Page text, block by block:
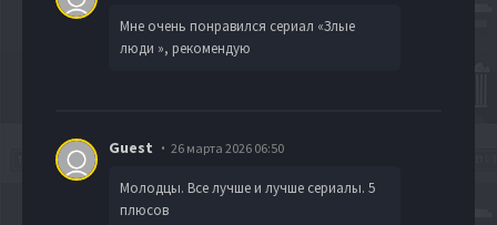
Мне очень понравился сериал «Злые
люди », рекомендую
Guest 26 марта 2026 06:50
Молодцы. Все лучше и лучше сериалы. 5
плюсов